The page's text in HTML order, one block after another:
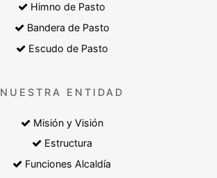
Himno de Pasto
Bandera de Pasto
Escudo de Pasto
NUESTRA ENTIDAD
Misión y Visión
Estructura
Funciones Alcaldía